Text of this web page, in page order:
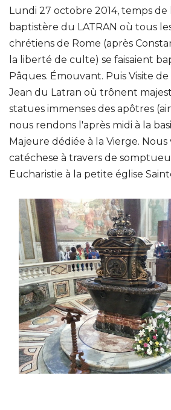
Lundi 27 octobre 2014, temps de
baptistère du LATRAN où tous
chrétiens de Rome (après
la liberté de culte) se faisaient
Pâques. Émouvant. Puis Visite
Jean du Latran où trônent
statues immenses des apôtres
nous rendons l'après midi à la
Majeure dédiée à la Vierge. Nous
catéchese à travers de
Eucharistie à la petite église